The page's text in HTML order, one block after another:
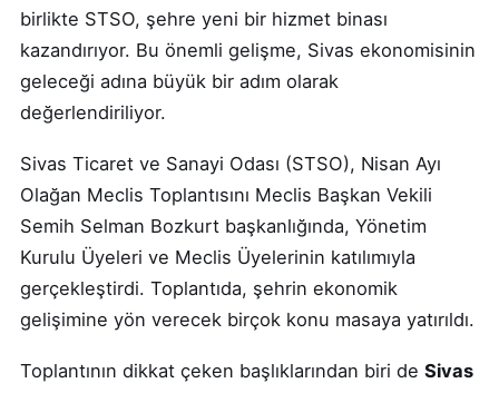
birlikte STSO, şehre yeni bir hizmet binası
kazandırıyor. Bu önemli gelişme, Sivas ekonomisinin
geleceği adına büyük bir adım olarak
değerlendiriliyor.
Sivas Ticaret ve Sanayi Odası (STSO), Nisan Ayı
Olağan Meclis Toplantısını Meclis Başkan Vekili
Semih Selman Bozkurt başkanlığında, Yönetim
Kurulu Üyeleri ve Meclis Üyelerinin katılımıyla
gerçekleştirdi. Toplantıda, şehrin ekonomik
gelişimine yön verecek birçok konu masaya yatırıldı.
Toplantının dikkat çeken başlıklarından biri de Sivas